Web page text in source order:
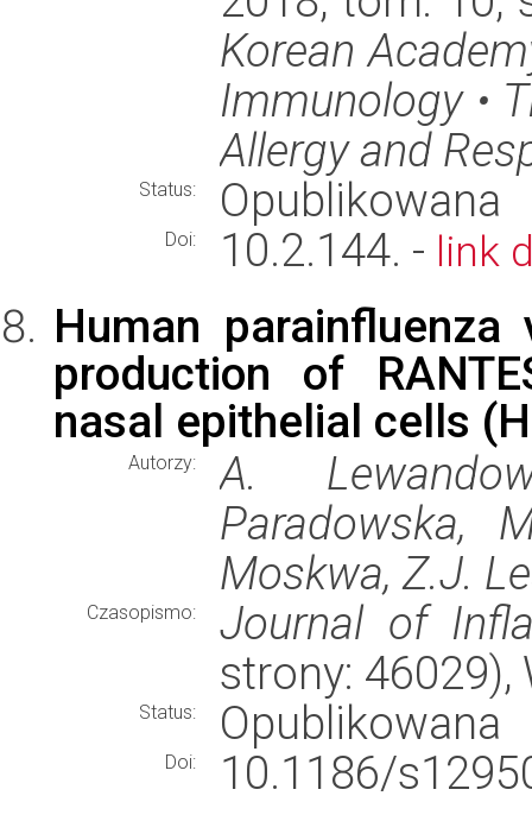
Korean
Immunology •
Allergy and
Status: Opublikowana
Doi: 10.2.144. - link
Human
production of
nasal epithelial cells
Autorzy:
A.
Paradowska,
Moskwa, Z.J.
Czasopismo:
Journal of
strony:
Status: Opublikowana
Doi:
10.1186/